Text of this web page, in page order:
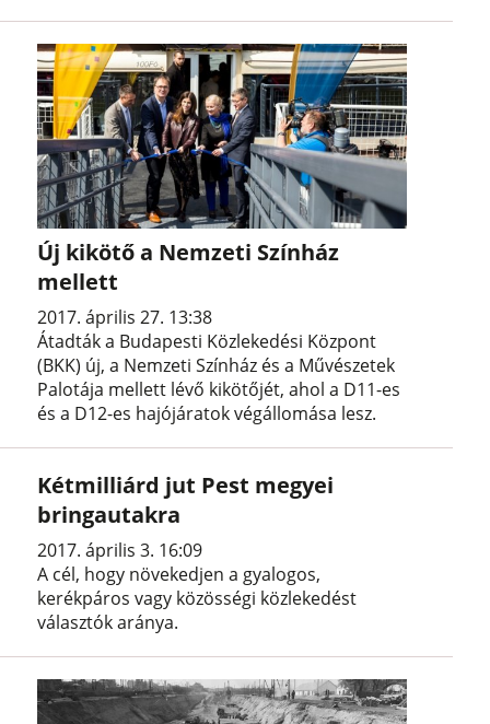
Új kikötő a Nemzeti Színház
mellett
2017. április 27. 13:38
Átadták a Budapesti Közlekedési Központ
(BKK) új, a Nemzeti Színház és a Művészetek
Palotája mellett lévő kikötőjét, ahol a D11-es
és a D12-es hajójáratok végállomása lesz.
Kétmilliárd jut Pest megyei
bringautakra
2017. április 3. 16:09
A cél, hogy növekedjen a gyalogos,
kerékpáros vagy közösségi közlekedést
választók aránya.